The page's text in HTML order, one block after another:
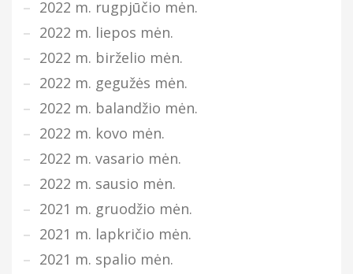
2022 m. rugpjūčio mėn.
2022 m. liepos mėn.
2022 m. birželio mėn.
2022 m. gegužės mėn.
2022 m. balandžio mėn.
2022 m. kovo mėn.
2022 m. vasario mėn.
2022 m. sausio mėn.
2021 m. gruodžio mėn.
2021 m. lapkričio mėn.
2021 m. spalio mėn.